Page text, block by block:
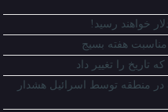
را تغییر داد
منطقه توسط اسرائیل هشدار